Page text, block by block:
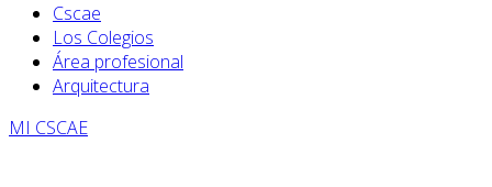
Cscae
Los Colegios
Área profesional
Arquitectura
MI CSCAE